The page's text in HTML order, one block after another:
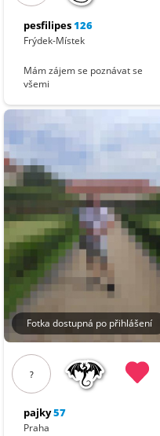
pesfilipes126
Frýdek-Místek
Mám zájem se poznávat se
všemi
Fotka dostupná po přihlášení
?
pajky57
Praha